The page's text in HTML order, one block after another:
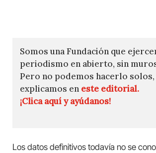
Somos una Fundación que
periodismo en abierto, sin
Pero no podemos hacerlo
explicamos en este editorial.
¡Clica aquí y ayúdanos!
Los datos definitivos todavía no se